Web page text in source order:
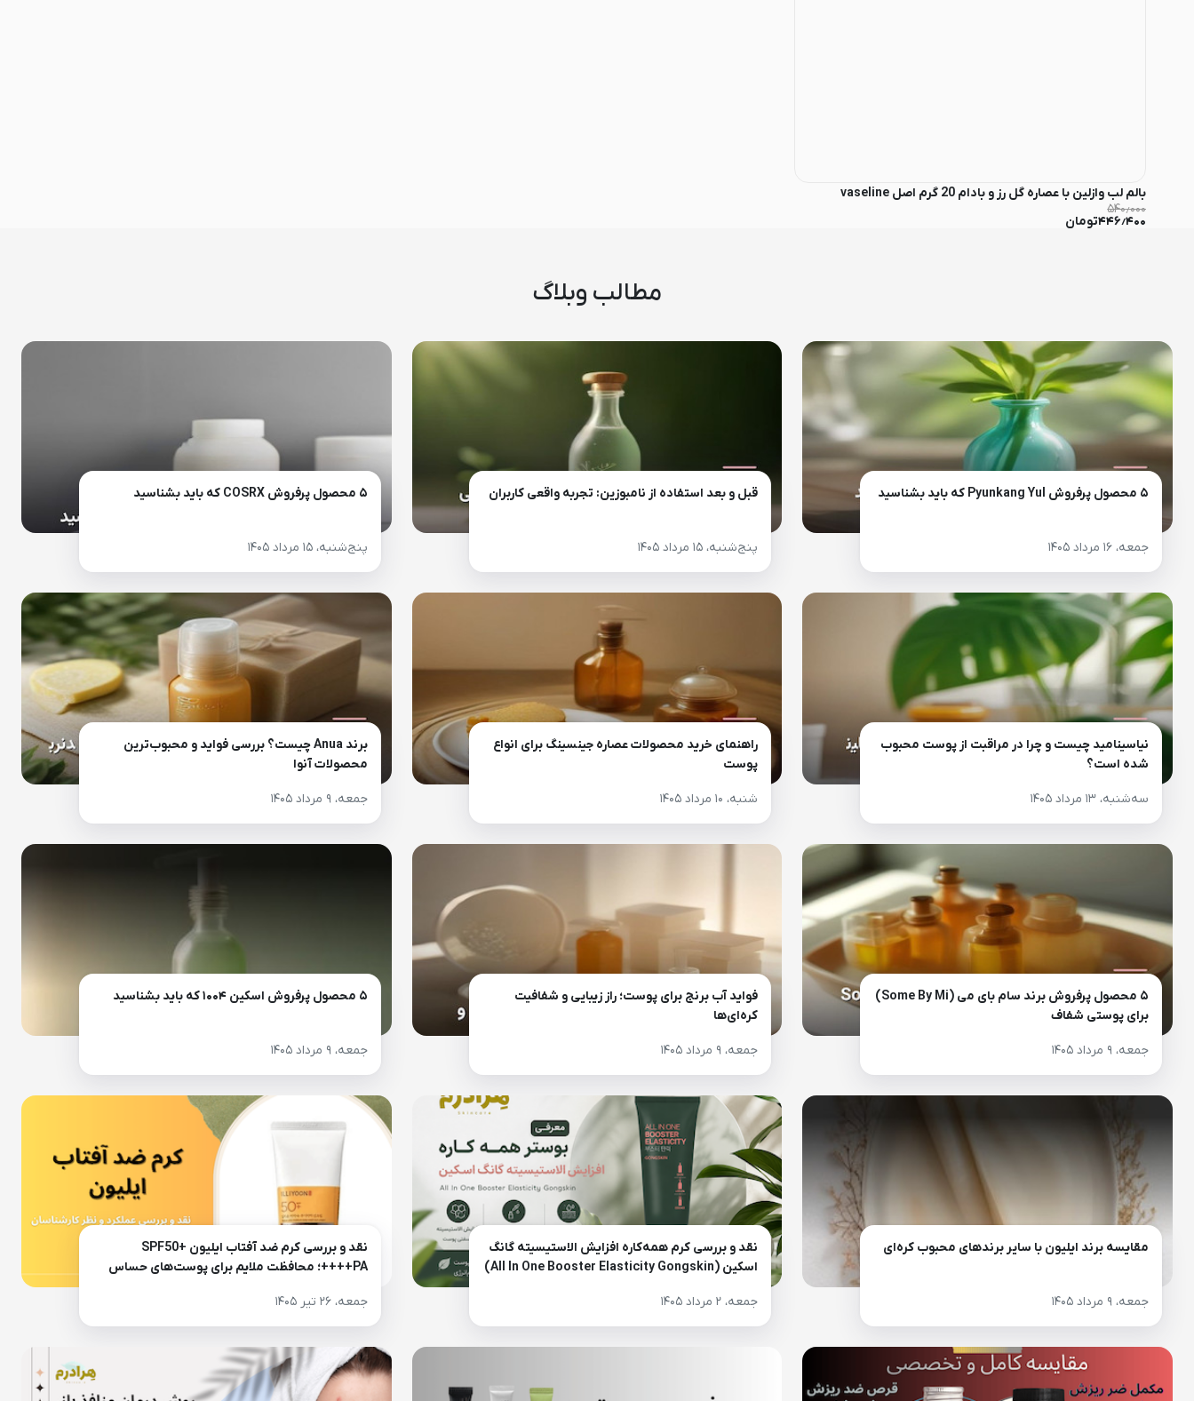
بالم لب وازلین با عصاره گل رز و بادام 20 گرم اصل vaseline
۵۴۰٫۰۰۰
۴۴۶٫۴۰۰تومان
مطالب وبلاگ
۵ محصول پرفروش Pyunkang Yul که باید بشناسید
جمعه، ۱۶ مرداد ۱۴۰۵
قبل و بعد استفاده از نامبوزین: تجربه واقعی کاربران
پنج‌شنبه، ۱۵ مرداد ۱۴۰۵
۵ محصول پرفروش COSRX که باید بشناسید
پنج‌شنبه، ۱۵ مرداد ۱۴۰۵
نیاسینامید چیست و چرا در مراقبت از پوست محبوب
شده است؟
سه‌شنبه، ۱۳ مرداد ۱۴۰۵
راهنمای خرید محصولات عصاره جینسینگ برای انواع
پوست
شنبه، ۱۰ مرداد ۱۴۰۵
برند Anua چیست؟ بررسی فواید و محبوب‌ترین
محصولات آنوا
جمعه، ۹ مرداد ۱۴۰۵
۵ محصول پرفروش برند سام بای می (Some By Mi)
برای پوستی شفاف
جمعه، ۹ مرداد ۱۴۰۵
فواید آب برنج برای پوست؛ راز زیبایی و شفافیت
کره‌ای‌ها
جمعه، ۹ مرداد ۱۴۰۵
۵ محصول پرفروش اسکین ۱۰۰۴ که باید بشناسید
جمعه، ۹ مرداد ۱۴۰۵
مقایسه برند ایلیون با سایر برندهای محبوب کره‌ای
جمعه، ۹ مرداد ۱۴۰۵
نقد و بررسی کرم همه‌کاره افزایش الاستیسیته گانگ
اسکین (All In One Booster Elasticity Gongskin)
جمعه، ۲ مرداد ۱۴۰۵
نقد و بررسی کرم ضد آفتاب ایلیون SPF50+
PA++++؛ محافظت ملایم برای پوست‌های حساس
جمعه، ۲۶ تیر ۱۴۰۵